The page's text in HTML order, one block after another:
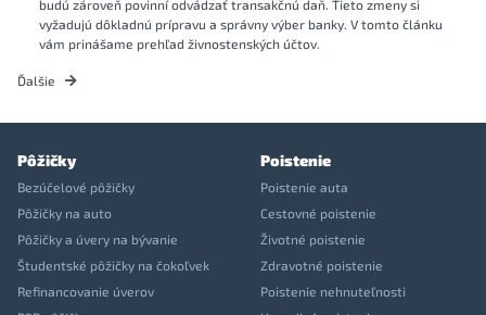
budú zároveň povinní odvádzať transakčnú daň. Tieto zmeny si
vyžadujú dôkladnú prípravu a správny výber banky. V tomto článku
vám prinášame prehľad živnostenských účtov.
Ďalšie
Pôžičky
Bezúčelové pôžičky
Pôžičky na auto
Pôžičky a úvery na bývanie
Študentské pôžičky na čokoľvek
Refinancovanie úverov
Poistenie
Poistenie auta
Cestovné poistenie
Životné poistenie
Zdravotné poistenie
Poistenie nehnuteľnosti